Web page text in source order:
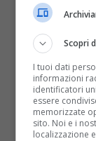
natalizio
In calce la
Piemonte
chiedere
Scopri
I tuoi dati
informazioni
identificatori
essere
memorizzate
sito. Noi e i
localizzazione